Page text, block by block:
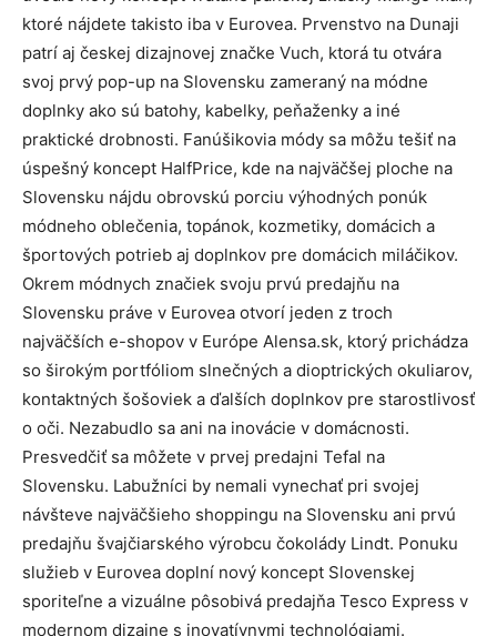
ktoré nájdete takisto iba v Eurovea. Prvenstvo na Dunaji
patrí aj českej dizajnovej značke Vuch, ktorá tu otvára
svoj prvý pop-up na Slovensku zameraný na módne
doplnky ako sú batohy, kabelky, peňaženky a iné
praktické drobnosti. Fanúšikovia módy sa môžu tešiť na
úspešný koncept HalfPrice, kde na najväčšej ploche na
Slovensku nájdu obrovskú porciu výhodných ponúk
módneho oblečenia, topánok, kozmetiky, domácich a
športových potrieb aj doplnkov pre domácich miláčikov.
Okrem módnych značiek svoju prvú predajňu na
Slovensku práve v Eurovea otvorí jeden z troch
najväčších e-shopov v Európe Alensa.sk, ktorý prichádza
so širokým portfóliom slnečných a dioptrických okuliarov,
kontaktných šošoviek a ďalších doplnkov pre starostlivosť
o oči. Nezabudlo sa ani na inovácie v domácnosti.
Presvedčiť sa môžete v prvej predajni Tefal na
Slovensku. Labužníci by nemali vynechať pri svojej
návšteve najväčšieho shoppingu na Slovensku ani prvú
predajňu švajčiarského výrobcu čokolády Lindt. Ponuku
služieb v Eurovea doplní nový koncept Slovenskej
sporiteľne a vizuálne pôsobivá predajňa Tesco Express v
modernom dizajne s inovatívnymi technológiami.